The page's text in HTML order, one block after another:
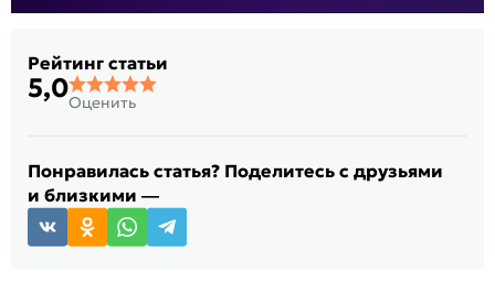
Рейтинг статьи
5,0Оценить
Понравилась статья? Поделитесь с друзьями
и близкими —